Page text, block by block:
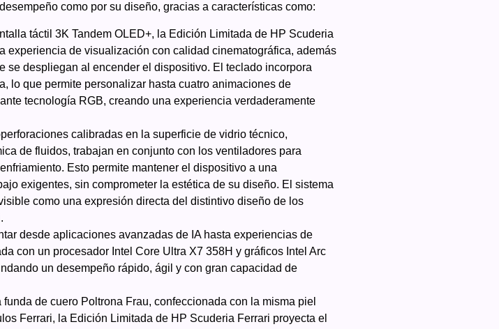
como por su diseño, gracias a características como:
táctil 3K Tandem OLED+, la Edición Limitada de HP Scuderia
experiencia de visualización con calidad cinematográfica, además
se despliegan al encender el dispositivo. El teclado incorpora
lo que permite personalizar hasta cuatro animaciones de
tecnología RGB, creando una experiencia verdaderamente
calibradas en la superficie de vidrio técnico,
de fluidos, trabajan en conjunto con los ventiladores para
Esto permite mantener el dispositivo a una
exigentes, sin comprometer la estética de su diseño. El sistema
como una expresión directa del distintivo diseño de los
desde aplicaciones avanzadas de IA hasta experiencias de
con un procesador Intel Core Ultra X7 358H y gráficos Intel Arc
un desempeño rápido, ágil y con gran capacidad de
de cuero Poltrona Frau, confeccionada con la misma piel
Ferrari, la Edición Limitada de HP Scuderia Ferrari proyecta el